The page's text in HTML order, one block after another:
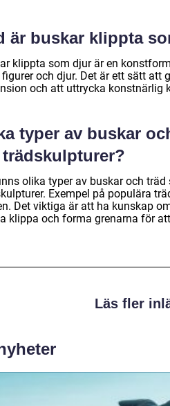
är buskar klippta
klippta som djur är en
och djur. Det är ett sätt att
och att uttrycka konstnärlig
typer av buskar
olika typer av buskar och
Exempel på populära
Det viktiga är att ha kunskap
klippa och forma grenarna för
Läs fler